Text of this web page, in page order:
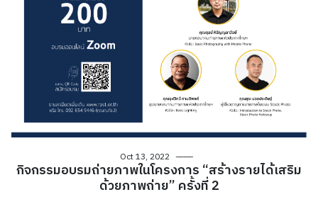
Oct 13, 2022
กิจกรรมอบรมถ่ายภาพในโครงการ “สร้างรายได้เสริม
ด้วยภาพถ่าย” ครั้งที่ 2